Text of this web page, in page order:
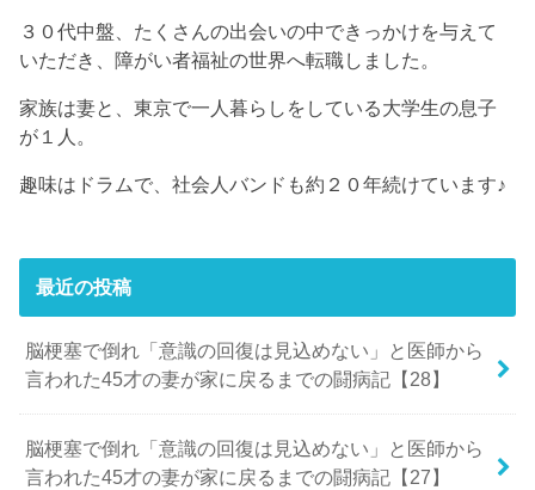
３０代中盤、たくさんの出会いの中できっかけを与えて
いただき、障がい者福祉の世界へ転職しました。
家族は妻と、東京で一人暮らしをしている大学生の息子
が１人。
趣味はドラムで、社会人バンドも約２０年続けています♪
最近の投稿
脳梗塞で倒れ「意識の回復は見込めない」と医師から
言われた45才の妻が家に戻るまでの闘病記【28】
脳梗塞で倒れ「意識の回復は見込めない」と医師から
言われた45才の妻が家に戻るまでの闘病記【27】